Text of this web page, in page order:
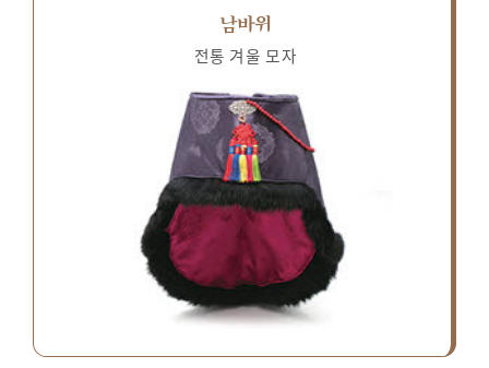
남바위
전통 겨울 모자